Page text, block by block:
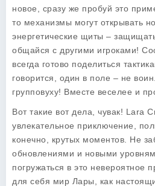
новое, сразу же пробуй это
то механизмы могут открывать
энергетические щиты –
общайся с другими игроками!
всегда готово поделиться
говорится, один в поле – не
групповуху! Вместе веселее и
Вот такие вот дела, чувак! Lara
увлекательное приключение,
конечно, крутых моментов. Не
обновлениями и новыми
погружаться в это невероятное
для себя мир Лары, как